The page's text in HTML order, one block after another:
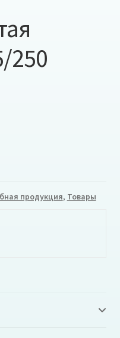
250
продукция, Товары